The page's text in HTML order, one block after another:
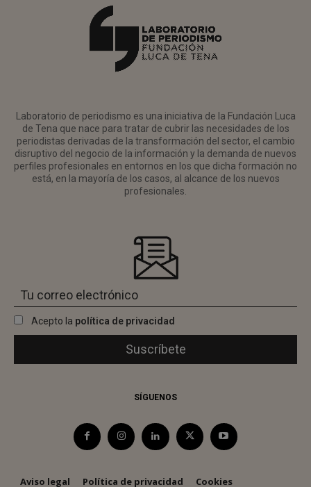
Laboratorio de periodismo es una iniciativa de la Fundación Luca
de Tena que nace para tratar de cubrir las necesidades de los
periodistas derivadas de la transformación del sector, el cambio
disruptivo del negocio de la información y la demanda de nuevos
perfiles profesionales en entornos en los que dicha formación no
está, en la mayoría de los casos, al alcance de los nuevos
profesionales.
Acepto la política de privacidad
SÍGUENOS
Aviso legal Política de privacidad Cookies